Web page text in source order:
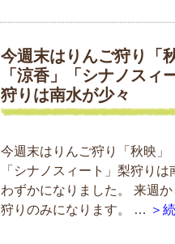
今週末はりんご狩り「
「涼香」「シナノスィ
狩りは南水が少々
今週末はりんご狩り「秋映」
「シナノスィート」梨狩りは
わずかになりました。 来週
狩りのみになります。 … ＞